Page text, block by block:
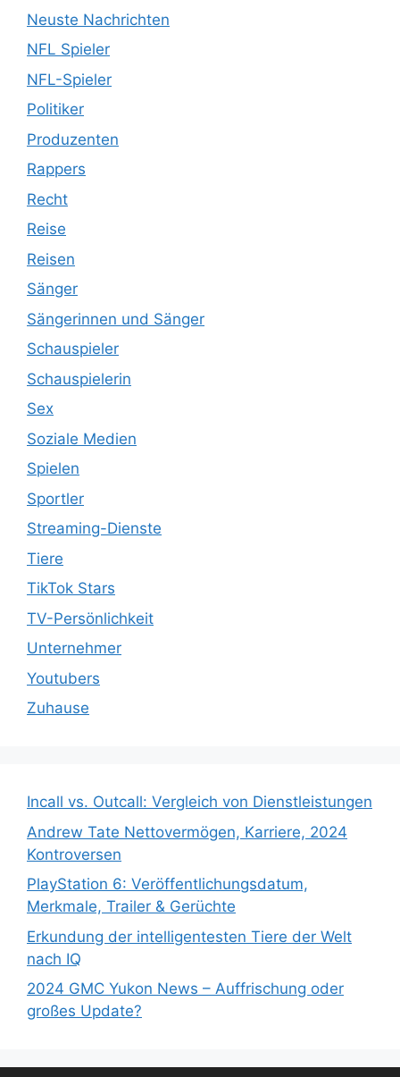
Neuste Nachrichten
NFL Spieler
NFL-Spieler
Politiker
Produzenten
Rappers
Recht
Reise
Reisen
Sänger
Sängerinnen und Sänger
Schauspieler
Schauspielerin
Sex
Soziale Medien
Spielen
Sportler
Streaming-Dienste
Tiere
TikTok Stars
TV-Persönlichkeit
Unternehmer
Youtubers
Zuhause
Incall vs. Outcall: Vergleich von Dienstleistungen
Andrew Tate Nettovermögen, Karriere, 2024
Kontroversen
PlayStation 6: Veröffentlichungsdatum,
Merkmale, Trailer & Gerüchte
Erkundung der intelligentesten Tiere der Welt
nach IQ
2024 GMC Yukon News – Auffrischung oder
großes Update?